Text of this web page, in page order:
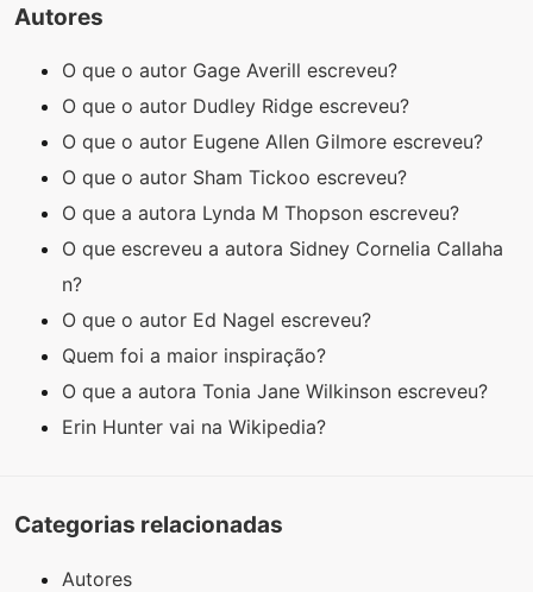
Autores
O que o autor Gage Averill escreveu?
O que o autor Dudley Ridge escreveu?
O que o autor Eugene Allen Gilmore escreveu?
O que o autor Sham Tickoo escreveu?
O que a autora Lynda M Thopson escreveu?
O que escreveu a autora Sidney Cornelia Callaha
n?
O que o autor Ed Nagel escreveu?
Quem foi a maior inspiração?
O que a autora Tonia Jane Wilkinson escreveu?
Erin Hunter vai na Wikipedia?
Categorias relacionadas
Autores